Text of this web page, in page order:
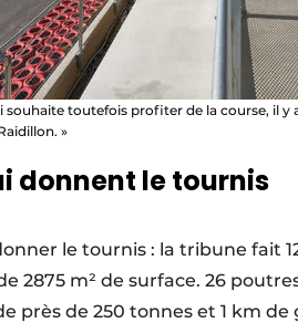
souhaite toutefois profiter de la course, il y
»
donnent le tournis
le tournis : la tribune fait
2875 ​m² de surface. 26
près de 250 ​tonnes et 1 km